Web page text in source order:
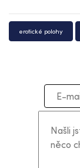
erotické polohy